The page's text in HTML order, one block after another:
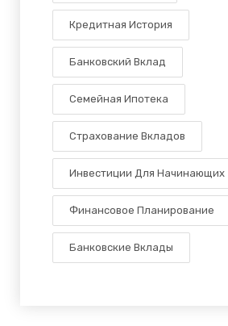
Кредитная История
Банковский Вклад
Семейная Ипотека
Страхование Вкладов
Инвестиции Для Начинающих
Финансовое Планирование
Банковские Вклады